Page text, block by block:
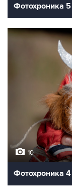
Фотохроника 5
10
Фотохроника 4